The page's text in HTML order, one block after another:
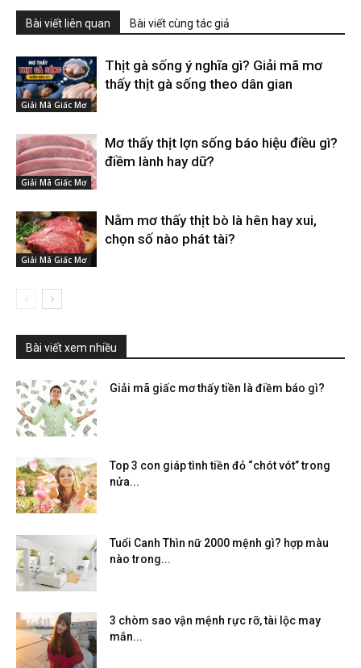
Bài viết liên quan Bài viết cùng tác giả
Giải Mã Giấc Mơ
Thịt gà sống ý nghĩa gì? Giải mã mơ
thấy thịt gà sống theo dân gian
Giải Mã Giấc Mơ
Mơ thấy thịt lợn sống báo hiệu điều gì?
điềm lành hay dữ?
Giải Mã Giấc Mơ
Nằm mơ thấy thịt bò là hên hay xui,
chọn số nào phát tài?
Bài viết xem nhiều
Giải mã giấc mơ thấy tiền là điềm báo gì?
Top 3 con giáp tình tiền đỏ “chót vót” trong
nửa...
Tuổi Canh Thìn nữ 2000 mệnh gì? hợp màu
nào trong...
3 chòm sao vận mệnh rực rỡ, tài lộc may
mắn...